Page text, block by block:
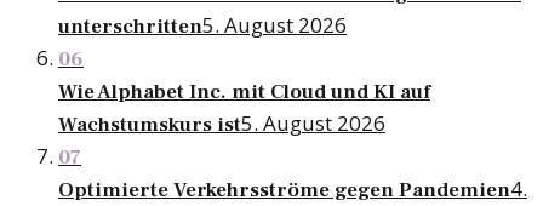
unterschritten5. August 2026
06
Wie Alphabet Inc. mit Cloud und KI auf
Wachstumskurs ist5. August 2026
07
Optimierte Verkehrsströme gegen Pandemien4.